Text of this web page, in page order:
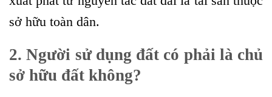
sở hữu toàn dân.
2. Người sử dụng đất có phải là chủ
sở hữu đất không?